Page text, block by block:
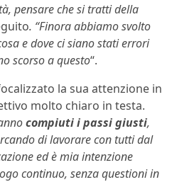
pensare che si tratti della
. “Finora abbiamo svolto
e dove ci siano stati errori
scorso a questo“.
la sua attenzione in
molto chiaro in testa.
compiuti i passi giusti,
di lavorare con tutti dal
ed è mia intenzione
continuo, senza questioni in